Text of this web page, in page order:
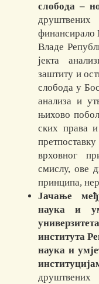
слобода –
финансирало
Владе
јекта
заштиту и
слобода у
ана­лиза и
њихово
ских пра­ва
врховног
смислу, ове
принципа,
Jачање
наука и
института
наука и